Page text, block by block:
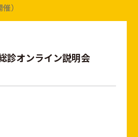
）
診オンライン説明会